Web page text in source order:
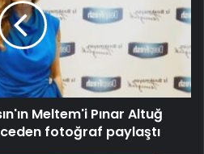
Meltem'i Pınar Altuğ
fotoğraf paylaştı